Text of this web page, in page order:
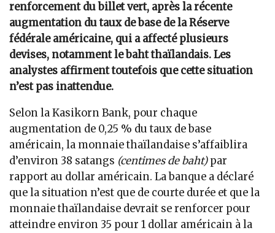
renforcement du billet vert, après la récente
augmentation du taux de base de la Réserve
fédérale américaine, qui a affecté plusieurs
devises, notamment le baht thaïlandais. Les
analystes affirment toutefois que cette situation
n’est pas inattendue.
Selon la Kasikorn Bank, pour chaque
augmentation de 0,25 % du taux de base
américain, la monnaie thaïlandaise s’affaiblira
d’environ 38 satangs (centimes de baht)par
rapport au dollar américain. La banque a déclaré
que la situation n’est que de courte durée et que la
monnaie thaïlandaise devrait se renforcer pour
atteindre environ 35 pour 1 dollar américain à la